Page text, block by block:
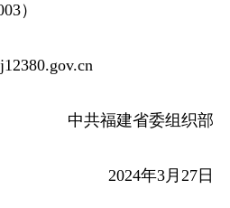
）
中共福建省委组织部
2024年3月27日